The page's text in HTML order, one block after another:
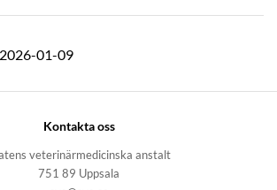
2026-01-09
Kontakta oss
veterinärmedicinska anstalt
751 89 Uppsala